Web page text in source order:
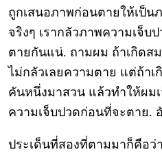
ถูกเสนอภาพก่อนตายให้เป็น
จริงๆ เรากลัวภาพความเจ็
ตายกันแน่. ถามผม ถ้าเกิด
ไม่กลัวเลยความตาย แต่ถ้า
คันหนึ่งมาสวน แล้วทำให้ผม
ความเจ็บปวดก่อนที่จะตาย.
ประเด็นที่สองที่ตามมาก็คือ